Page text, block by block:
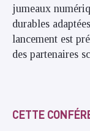
jumeaux
durables
lancement est
des partenaires
CETTE